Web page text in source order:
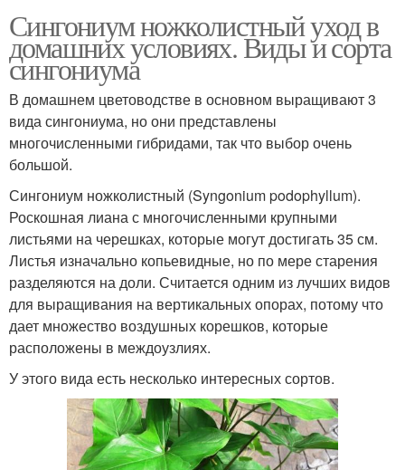
Сингониум ножколистный уход в
домашних условиях. Виды и сорта
сингониума
В домашнем цветоводстве в основном выращивают 3
вида сингониума, но они представлены
многочисленными гибридами, так что выбор очень
большой.
Сингониум ножколистный (Syngonium podophyllum).
Роскошная лиана с многочисленными крупными
листьями на черешках, которые могут достигать 35 см.
Листья изначально копьевидные, но по мере старения
разделяются на доли. Считается одним из лучших видов
для выращивания на вертикальных опорах, потому что
дает множество воздушных корешков, которые
расположены в междоузлиях.
У этого вида есть несколько интересных сортов.